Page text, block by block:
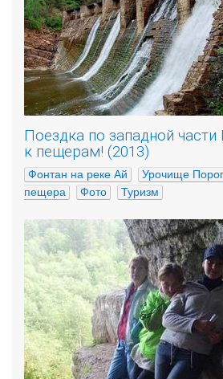
Поездка по западной
к пещерам! (2013)
Фонтан на реке Ай Урочище
пещера
Фото Туризм